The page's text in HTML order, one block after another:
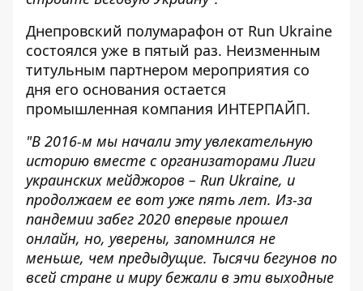
Днепровский полумарафон от Run Ukraine
состоялся уже в пятый раз. Неизменным
титульным партнером мероприятия со
дня его основания остается
промышленная компания ИНТЕРПАЙП.
"В 2016-м мы начали эту увлекательную
историю вместе с организаторами Лиги
украинских мейджоров – Run Ukraine, и
продолжаем ее вот уже пять лет. Из-за
пандемии забег 2020 впервые прошел
онлайн, но, уверены, запомнился не
меньше, чем предыдущие. Тысячи бегунов по
всей стране и миру бежали в эти выходные